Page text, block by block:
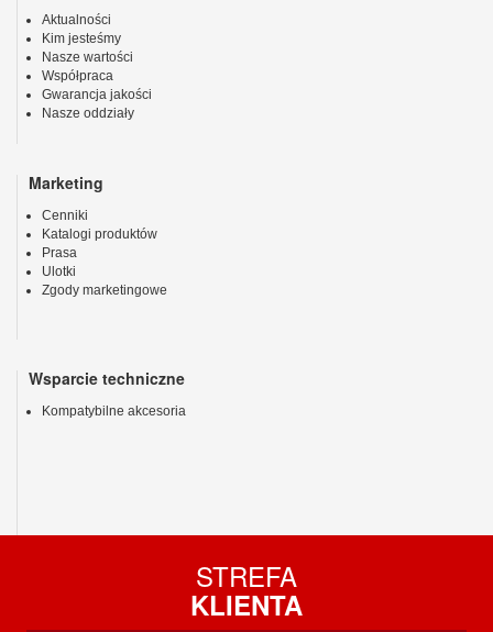
Aktualności
Kim jesteśmy
Nasze wartości
Współpraca
Gwarancja jakości
Nasze oddziały
Marketing
Cenniki
Katalogi produktów
Prasa
Ulotki
Zgody marketingowe
Wsparcie techniczne
Kompatybilne akcesoria
STREFA
KLIENTA